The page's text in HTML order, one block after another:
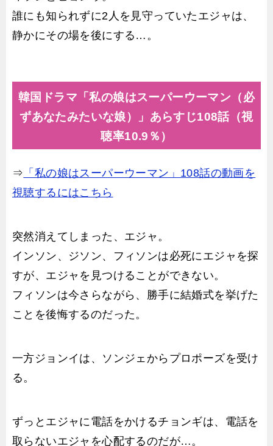
誰にも知られずに2人を見守っていたエジャは、
静かにその場を後にする…。
韓国ドラマ「私の娘はスーパーウーマン（必
ずあなたみたいな娘）」あらすじ108話（視
聴率10.9％）
⇒ 「私の娘はスーパーウーマン」108話の動画を
視聴するにはこちら
突然消えてしまった、エジャ。
インソン、ジソン、フィソンは必死にエジャを探
すが、エジャを見つけることができない。
フィソンは今さらながら、勝手に結婚式を挙げた
ことを後悔するのだった。
一方ジョンイは、ソンジェからプロポーズを受け
る。
ずっとエジャに電話をかけるチョンギは、電話を
取らないエジャを心配するのだが…。